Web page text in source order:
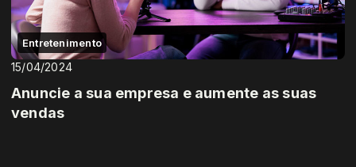
Entretenimento
15/04/2024
Anuncie a sua empresa e aumente as suas
vendas